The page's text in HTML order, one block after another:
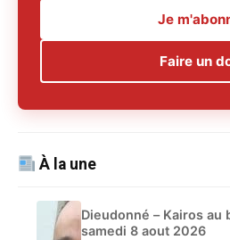
Je
Faire un
À la une
Dieudonné – Kairos au
samedi 8 aout 2026